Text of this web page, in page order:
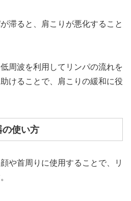
滞ると、肩こりが悪化すること
周波を利用してリンパの流れを
けることで、肩こりの緩和に役
の使い方
や首周りに使用することで、リ